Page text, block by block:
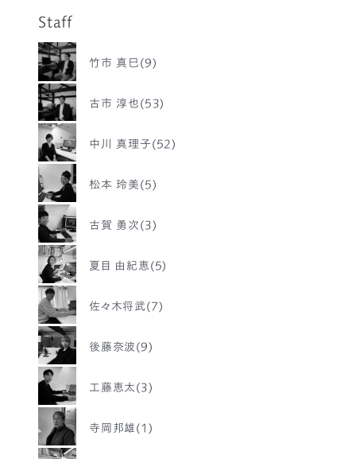
Staff
竹市 真巳(9)
古市 淳也(53)
中川 真理子(52)
松本 玲美(5)
古賀 勇次(3)
夏目 由紀恵(5)
佐々木将武(7)
後藤奈波(9)
工藤恵太(3)
寺岡邦雄(1)